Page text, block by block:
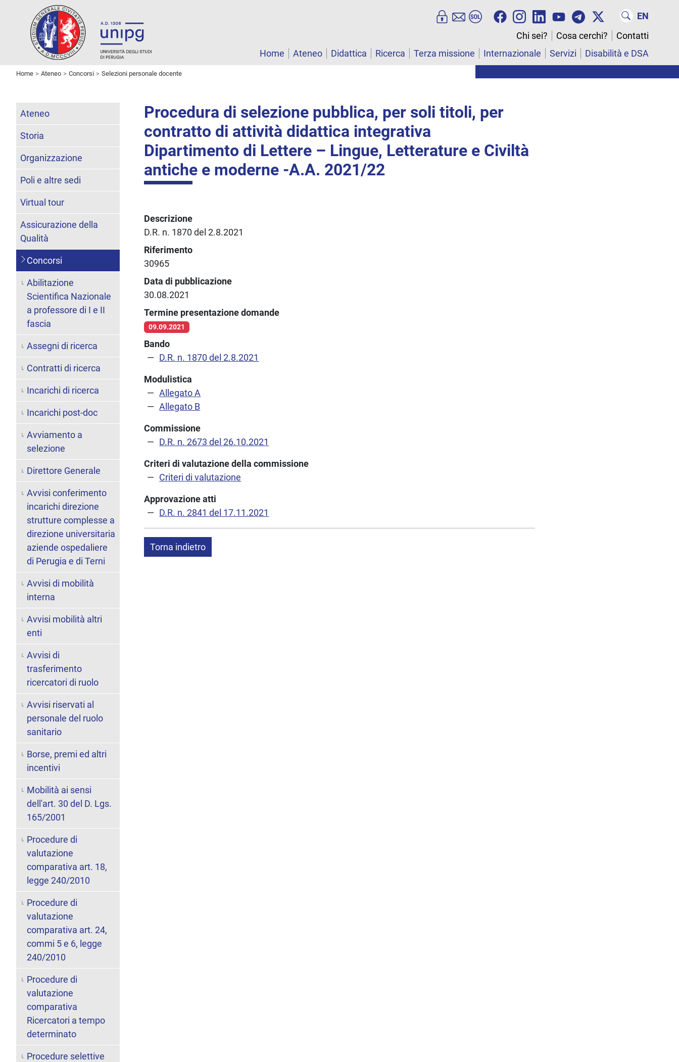
EN
Chi sei?
Cosa cerchi?
Contatti
Home
Ateneo Didattica Ricerca Terza missione Internazionale Servizi Disabilità e DSA
Home Ateneo Concorsi Selezioni personale docente
Procedura di selezione pubblica, per soli titoli, per
contratto di attività didattica integrativa
Dipartimento di Lettere – Lingue, Letterature e Civiltà
antiche e moderne -A.A. 2021/22
Descrizione
D.R. n. 1870 del 2.8.2021
Riferimento
30965
Data di pubblicazione
30.08.2021
Termine presentazione domande
09.09.2021
Bando
D.R. n. 1870 del 2.8.2021
Modulistica
Allegato A
Allegato B
Commissione
D.R. n. 2673 del 26.10.2021
Criteri di valutazione della commissione
Criteri di valutazione
Approvazione atti
D.R. n. 2841 del 17.11.2021
Torna indietro
Ateneo
Storia
Organizzazione
Poli e altre sedi
Virtual tour
Assicurazione della
Qualità
Concorsi
Abilitazione
Scientifica Nazionale
a professore di I e II
fascia
Assegni di ricerca
Contratti di ricerca
Incarichi di ricerca
Incarichi post-doc
Avviamento a
selezione
Direttore Generale
Avvisi conferimento
incarichi direzione
strutture complesse a
direzione universitaria
aziende ospedaliere
di Perugia e di Terni
Avvisi di mobilità
interna
Avvisi mobilità altri
enti
Avvisi di
trasferimento
ricercatori di ruolo
Avvisi riservati al
personale del ruolo
sanitario
Borse, premi ed altri
incentivi
Mobilità ai sensi
dell'art. 30 del D. Lgs.
165/2001
Procedure di
valutazione
comparativa art. 18,
legge 240/2010
Procedure di
valutazione
comparativa art. 24,
commi 5 e 6, legge
240/2010
Procedure di
valutazione
comparativa
Ricercatori a tempo
determinato
Procedure selettive